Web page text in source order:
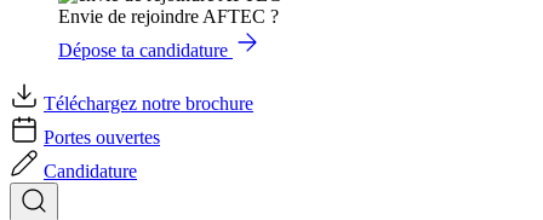
Envie de rejoindre AFTEC ?
Dépose ta candidature
Téléchargez notre brochure
Portes ouvertes
Candidature